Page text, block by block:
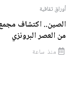
أوراق ثقافية
الصين.. اكتشاف
من العصر البرونزي
منذ ساعة